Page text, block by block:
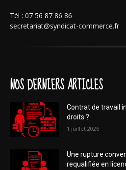
Tél : 07 56 87 86 86
secretariat@syndicat-commerce.fr
NOS DERNIERS ARTICLES
Contrat de travail
droits ?
1 juillet 2026
Une rupture
requalifiée en